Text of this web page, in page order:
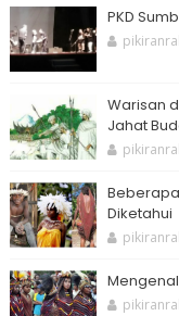
PKD
Warisan
Jahat
Diketahui